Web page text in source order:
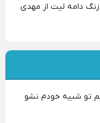
دامه لیت از مهدی
تو شبیه خودم نشو